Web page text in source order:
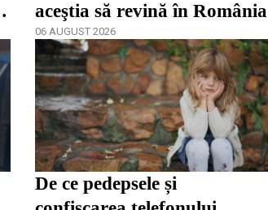
aceştia să revină în România
06 AUGUST 2026
De ce pedepsele și